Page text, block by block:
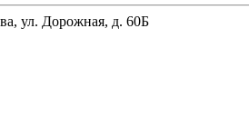
ул. Дорожная, д. 60Б